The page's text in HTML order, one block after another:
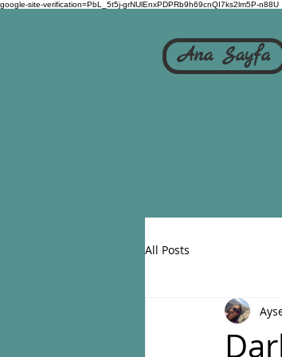
google-site-verification=PbL_5t5j-grNUlEnxPDPRb9h69cnQI7ks2lm5P-n88U
Ana Sayfa
All Posts